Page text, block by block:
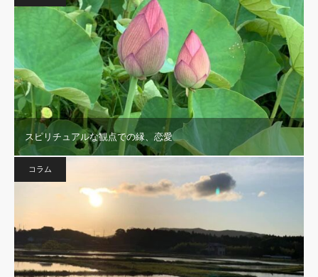
スピリチュアルな観点での縁、恋愛
コラム